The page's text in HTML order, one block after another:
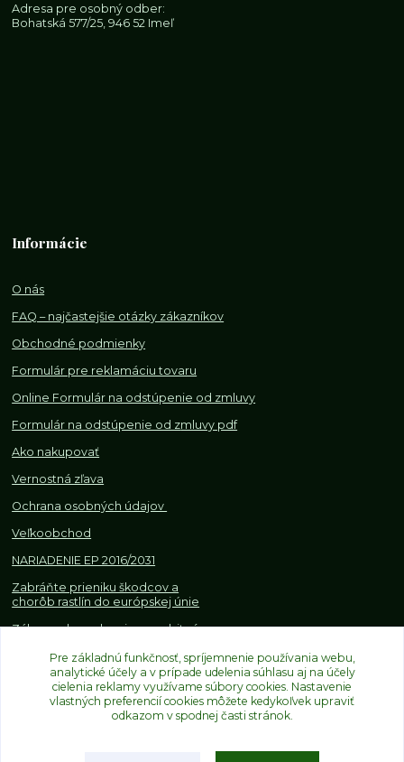
Adresa pre osobný odber:
Bohatská 577/25, 946 52 Imeľ
Informácie
O nás
FAQ – najčastejšie otázky zákazníkov
Obchodné podmienky
Formulár pre reklamáciu tovaru
Online Formulár na odstúpenie od zmluvy
Formulár na odstúpenie od zmluvy pdf
Ako nakupovať
Vernostná zľava
Ochrana osobných údajov
Veľkoobchod
NARIADENIE EP 2016/2031
Zabráňte prieniku škodcov a
chorôb rastlín do európskej únie
Zákazy, obmedzenia a osobitné
obchodovaní s rastlinami
Pre základnú funkčnosť, spríjemnenie používania webu,
analytické účely a v prípade udelenia súhlasu aj na účely
cielenia reklamy využívame súbory cookies. Nastavenie
vlastných preferencií cookies môžete kedykoľvek upraviť
odkazom v spodnej časti stránok.